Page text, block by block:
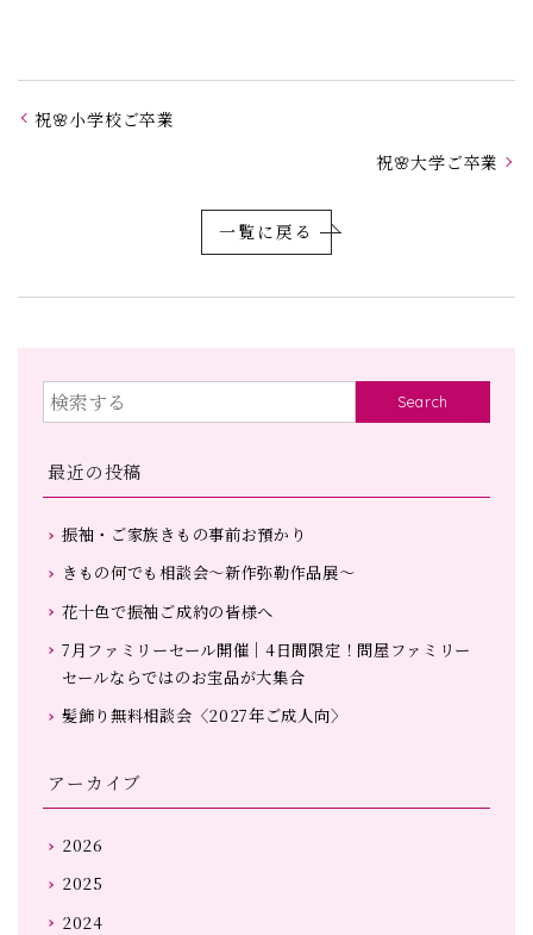
祝🌸小学校ご卒業
祝🌸大学ご卒業
一覧に戻る
Search
最近の投稿
振袖・ご家族きもの事前お預かり
きもの何でも相談会～新作弥勒作品展～
花十色で振袖ご成約の皆様へ
7月ファミリーセール開催｜4日間限定！問屋ファミリー
セールならではのお宝品が大集合
髪飾り無料相談会〈2027年ご成人向〉
アーカイブ
2026
2025
2024